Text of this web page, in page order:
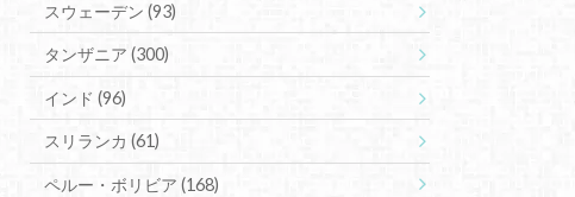
スウェーデン (93)
タンザニア (300)
インド (96)
スリランカ (61)
ペルー・ボリビア (168)